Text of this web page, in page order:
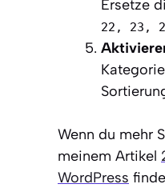
Ersetze
22, 23,
Wenn du mehr
meinem Artikel
WordPress